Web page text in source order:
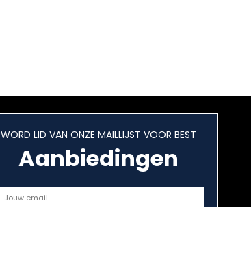
WORD LID VAN ONZE MAILLIJST VOOR BEST
Aanbiedingen